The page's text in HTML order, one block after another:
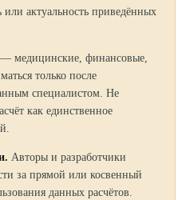
или актуальность приведённых
— медицинские, финансовые,
только после
специалистом. Не
как единственное
Авторы и разработчики
за прямой или косвенный
данных расчётов.